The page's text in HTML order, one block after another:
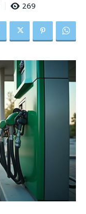
269